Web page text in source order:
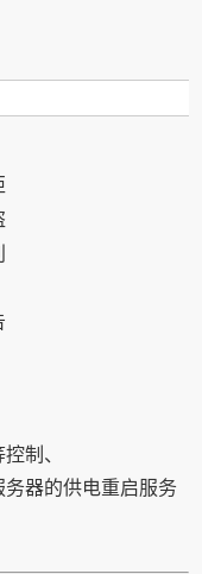
制、
器的供电重启服务